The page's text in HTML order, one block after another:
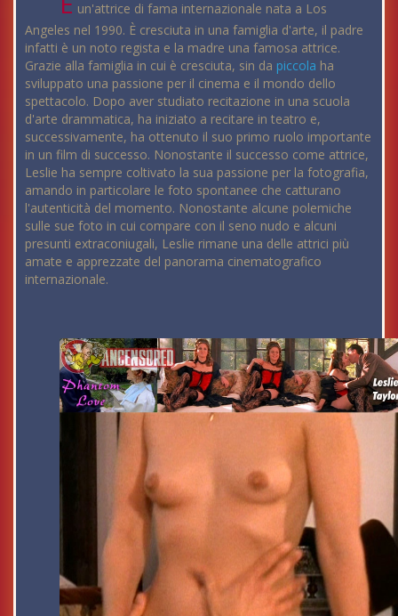
un'attrice di fama internazionale nata a Los
Angeles nel 1990. È cresciuta in una famiglia d'arte, il padre
infatti è un noto regista e la madre una famosa attrice.
Grazie alla famiglia in cui è cresciuta, sin da piccola ha
sviluppato una passione per il cinema e il mondo dello
spettacolo. Dopo aver studiato recitazione in una scuola
d'arte drammatica, ha iniziato a recitare in teatro e,
successivamente, ha ottenuto il suo primo ruolo importante
in un film di successo. Nonostante il successo come attrice,
Leslie ha sempre coltivato la sua passione per la fotografia,
amando in particolare le foto spontanee che catturano
l'autenticità del momento. Nonostante alcune polemiche
sulle sue foto in cui compare con il seno nudo e alcuni
presunti extraconiugali, Leslie rimane una delle attrici più
amate e apprezzate del panorama cinematografico
internazionale.